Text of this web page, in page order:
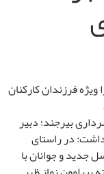
فرزندان کارکنان
بیرجند؛ دبیر
در راستای
جدید و جوانان با